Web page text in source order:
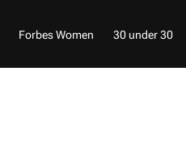
Forbes Women 30 under 30